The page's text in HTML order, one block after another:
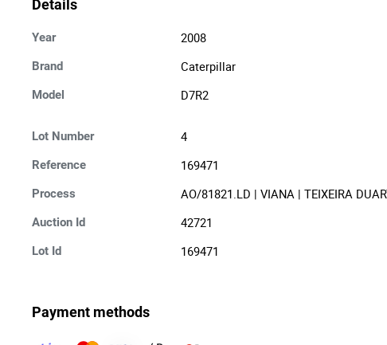
Details
Year 2008
Brand Caterpillar
Model D7R2
Lot Number 4
Reference 169471
Process AO/81821.LD | VIANA | TEIXEIRA
Auction Id 42721
Lot Id 169471
Payment methods